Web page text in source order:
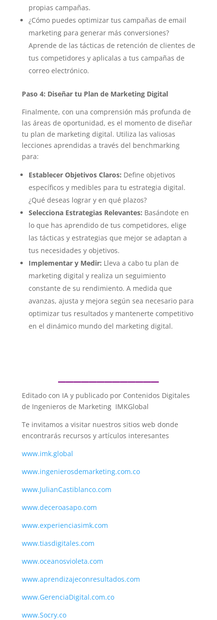
propias campañas.
¿Cómo puedes optimizar tus campañas de email
marketing para generar más conversiones?
Aprende de las tácticas de retención de clientes de
tus competidores y aplicalas a tus campañas de
correo electrónico.
Paso 4: Diseñar tu Plan de Marketing Digital
Finalmente, con una comprensión más profunda de
las áreas de oportunidad, es el momento de diseñar
tu plan de marketing digital. Utiliza las valiosas
lecciones aprendidas a través del benchmarking
para:
Establecer Objetivos Claros: Define objetivos
específicos y medibles para tu estrategia digital.
¿Qué deseas lograr y en qué plazos?
Selecciona Estrategias Relevantes: Basándote en
lo que has aprendido de tus competidores, elige
las tácticas y estrategias que mejor se adaptan a
tus necesidades y objetivos.
Implementar y Medir: Lleva a cabo tu plan de
marketing digital y realiza un seguimiento
constante de su rendimiento. A medida que
avanzas, ajusta y mejora según sea necesario para
optimizar tus resultados y mantenerte competitivo
en el dinámico mundo del marketing digital.
Editado con IA y publicado por Contenidos Digitales
de Ingenieros de Marketing IMKGlobal
Te invitamos a visitar nuestros sitios web donde
encontrarás recursos y artículos interesantes
www.imk.global
www.ingenierosdemarketing.com.co
www.JulianCastiblanco.com
www.deceroasapo.com
www.experienciasimk.com
www.tiasdigitales.com
www.oceanosvioleta.com
www.aprendizajeconresultados.com
www.GerenciaDigital.com.co
www.Socry.co